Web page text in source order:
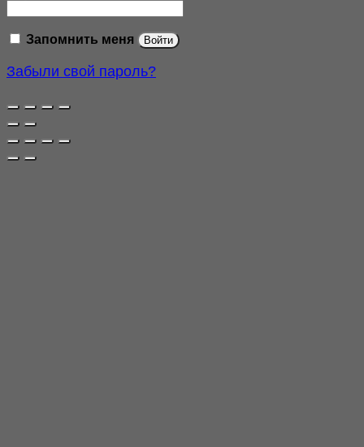
Запомнить меня Войти
Забыли свой пароль?